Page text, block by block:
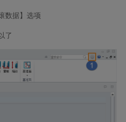
数据】选项
了